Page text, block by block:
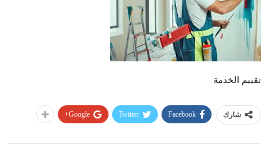
تقييم الخدمة
شارك Facebook
Twitter
Google+